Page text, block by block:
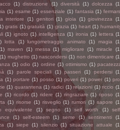
(1) distruzione (1) diversità (1) dolcezza
(1) esame (1) essenziale (1) fantasia (1)
interiore (1) genitori (1) gioia (1) giovinezza
gratis (1) gratuità (1) grazia (1) heart (1)
(1) ignoto (1) intelligenza (1) ironia (1) lettera
lotta (1) lungometraggio animato (1) magia
maven (1) messa (1) migliorare (1) miracle
(1) mughetto (1) nascondersi (1) non dimenticare
(1) odio (1) ordine (1) ottimismo (1)
(1) parole speciali (1) passeri (1) perdersi
(1) portare (1) posso (1) poveri (1) power (1)
(1) quarantena (1) radici (1) relazioni (1) riccio
(1) ricordo (1) ridere (1) ringraziare (1) riposo
(1) risorse (1) risveglio (1) rumori (1) sapore
equivalente
(1) segno (1) self worth (1)
(1) self-esteem (1) seme (1) sentimenti
(1) siepe (1) silenzio (1) situazione attuale